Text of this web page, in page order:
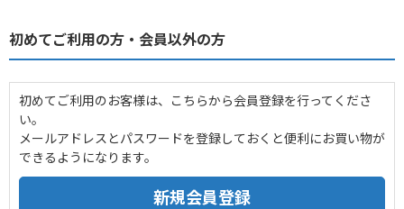
初めてご利用の方・会員以外の方
初めてご利用のお客様は、こちらから会員登録を行ってくださ
い。
メールアドレスとパスワードを登録しておくと便利にお買い物が
できるようになります。